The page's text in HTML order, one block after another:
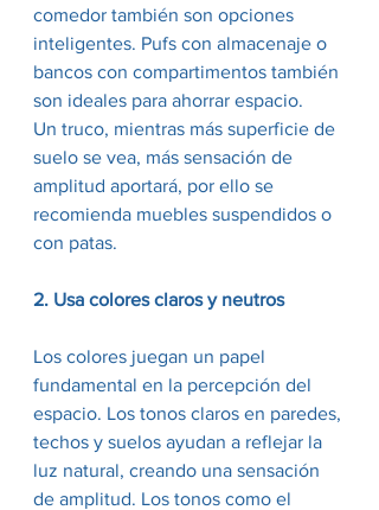
comedor también son opciones
inteligentes. Pufs con almacenaje o
bancos con compartimentos también
son ideales para ahorrar espacio.
Un truco, mientras más superficie de
suelo se vea, más sensación de
amplitud aportará, por ello se
recomienda muebles suspendidos o
con patas.
2. Usa colores claros y neutros
Los colores juegan un papel
fundamental en la percepción del
espacio. Los tonos claros en paredes,
techos y suelos ayudan a reflejar la
luz natural, creando una sensación
de amplitud. Los tonos como el